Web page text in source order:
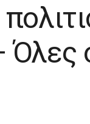
Όλες